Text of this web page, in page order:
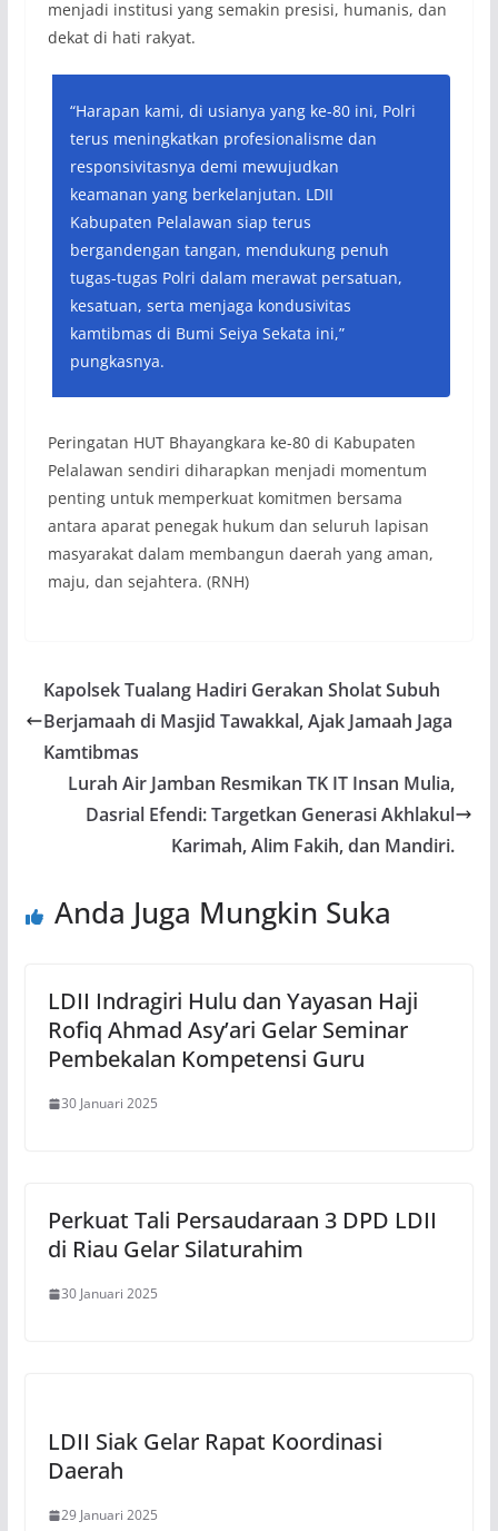
menjadi institusi yang semakin presisi, humanis, dan
dekat di hati rakyat.
“Harapan kami, di usianya yang ke-80 ini, Polri
terus meningkatkan profesionalisme dan
responsivitasnya demi mewujudkan
keamanan yang berkelanjutan. LDII
Kabupaten Pelalawan siap terus
bergandengan tangan, mendukung penuh
tugas-tugas Polri dalam merawat persatuan,
kesatuan, serta menjaga kondusivitas
kamtibmas di Bumi Seiya Sekata ini,”
pungkasnya.
Peringatan HUT Bhayangkara ke-80 di Kabupaten
Pelalawan sendiri diharapkan menjadi momentum
penting untuk memperkuat komitmen bersama
antara aparat penegak hukum dan seluruh lapisan
masyarakat dalam membangun daerah yang aman,
maju, dan sejahtera. (RNH)
Kapolsek Tualang Hadiri Gerakan Sholat Subuh
Berjamaah di Masjid Tawakkal, Ajak Jamaah Jaga
Kamtibmas
Lurah Air Jamban Resmikan TK IT Insan Mulia,
Dasrial Efendi: Targetkan Generasi Akhlakul
Karimah, Alim Fakih, dan Mandiri.
Anda Juga Mungkin Suka
LDII Indragiri Hulu dan Yayasan Haji
Rofiq Ahmad Asy’ari Gelar Seminar
Pembekalan Kompetensi Guru
30 Januari 2025
Perkuat Tali Persaudaraan 3 DPD LDII
di Riau Gelar Silaturahim
30 Januari 2025
LDII Siak Gelar Rapat Koordinasi
Daerah
29 Januari 2025